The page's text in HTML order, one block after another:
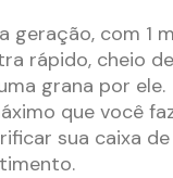
com 1
rápido, cheio
grana por ele.
que você
sua caixa